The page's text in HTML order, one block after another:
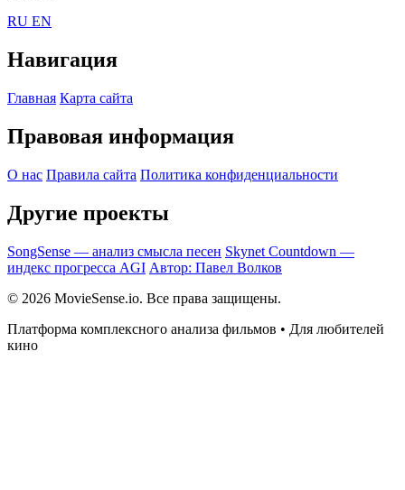
RU EN
Навигация
Главная Карта сайта
Правовая информация
О нас Правила сайта Политика конфиденциальности
Другие проекты
SongSense — анализ смысла песен Skynet Countdown —
индекс прогресса AGI Автор: Павел Волков
© 2026 MovieSense.io. Все права защищены.
Платформа комплексного анализа фильмов • Для любителей
кино